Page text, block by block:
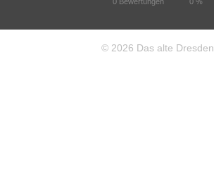
© 2026 Das alte Dresden